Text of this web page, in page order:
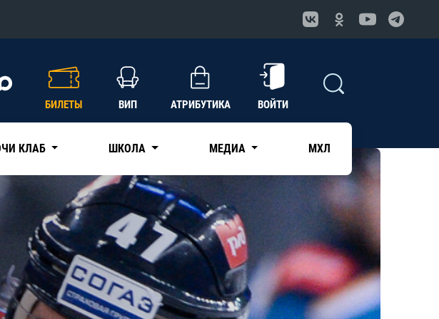
БИЛЕТЫ ВИП АТРИБУТИКА ВОЙТИ
КЛАБ ШКОЛА МЕДИА МХЛ